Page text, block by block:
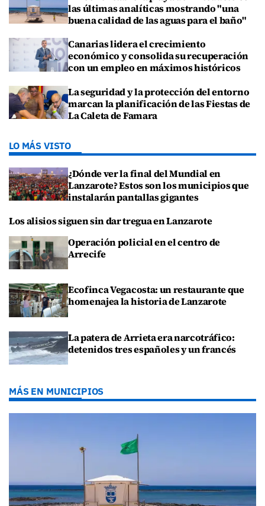
las últimas analíticas mostrando "una
buena calidad de las aguas para el baño"
Canarias lidera el crecimiento
económico y consolida su recuperación
con un empleo en máximos históricos
La seguridad y la protección del entorno
marcan la planificación de las Fiestas de
La Caleta de Famara
LO MÁS VISTO
¿Dónde ver la final del Mundial en
Lanzarote? Estos son los municipios que
instalarán pantallas gigantes
Los alisios siguen sin dar tregua en Lanzarote
Operación policial en el centro de
Arrecife
Ecofinca Vegacosta: un restaurante que
homenajea la historia de Lanzarote
La patera de Arrieta era narcotráfico:
detenidos tres españoles y un francés
MÁS EN MUNICIPIOS